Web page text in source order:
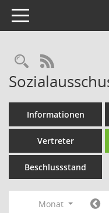
Toggle navigation
RSS-Feed
Informationen
Vertreter
Beschlussstand
Monat